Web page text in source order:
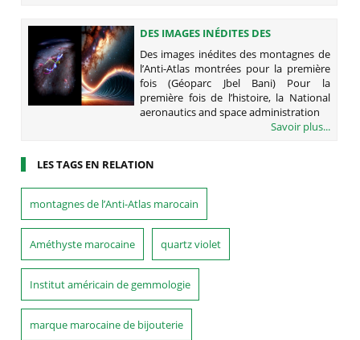
DES IMAGES INÉDITES DES
MONTAGNES DE L’ANTI-ATLAS
MONTRÉES POUR LA PREMIÈRE FOIS
(GÉOPARC JBEL BANI)
Des images inédites des montagnes de
l’Anti-Atlas montrées pour la première
fois (Géoparc Jbel Bani) Pour la
première fois de l’histoire, la National
aeronautics and space administration
Savoir plus...
LES TAGS EN RELATION
montagnes de l’Anti-Atlas marocain
Améthyste marocaine quartz violet
Institut américain de gemmologie
marque marocaine de bijouterie